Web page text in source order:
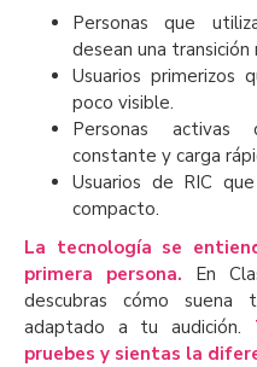
Personas que
desean una
Usuarios primerizos
poco visible.
Personas activas
constante y carga
Usuarios de RIC
compacto.
La tecnología se
primera persona. En
descubras cómo
adaptado a tu audición.
pruebes y sientas la